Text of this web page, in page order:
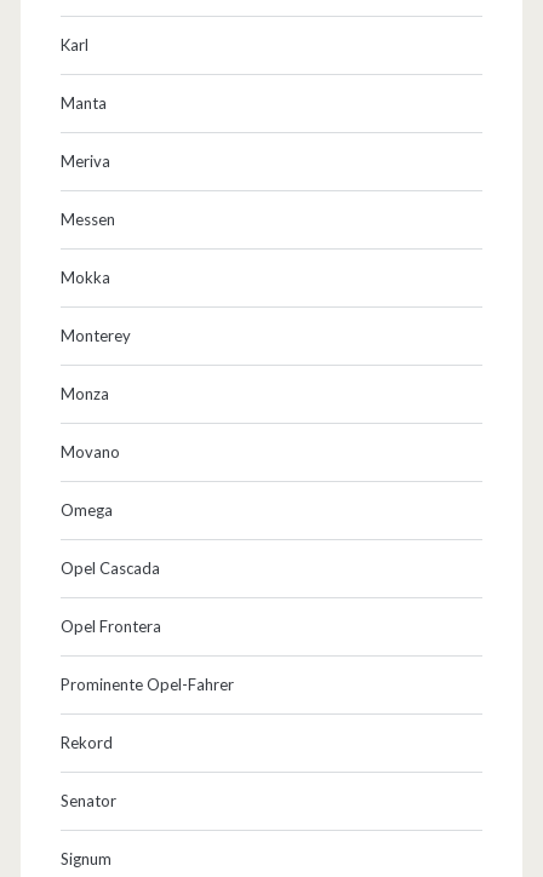
Karl
Manta
Meriva
Messen
Mokka
Monterey
Monza
Movano
Omega
Opel Cascada
Opel Frontera
Prominente Opel-Fahrer
Rekord
Senator
Signum